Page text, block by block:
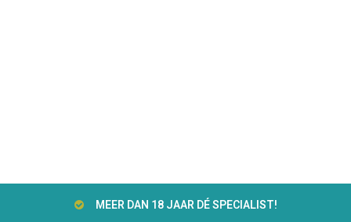
MEER DAN 18 JAAR DÉ SPECIALIST!